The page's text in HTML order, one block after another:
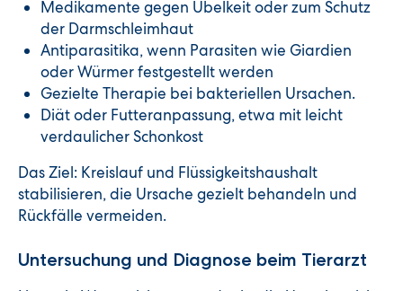
Medikamente gegen Übelkeit oder zum Schutz
der Darmschleimhaut
Antiparasitika, wenn Parasiten wie Giardien
oder Würmer festgestellt werden
Gezielte Therapie bei bakteriellen Ursachen.
Diät oder Futteranpassung, etwa mit leicht
verdaulicher Schonkost
Das Ziel: Kreislauf und Flüssigkeitshaushalt
stabilisieren, die Ursache gezielt behandeln und
Rückfälle vermeiden.
Untersuchung und Diagnose beim Tierarzt